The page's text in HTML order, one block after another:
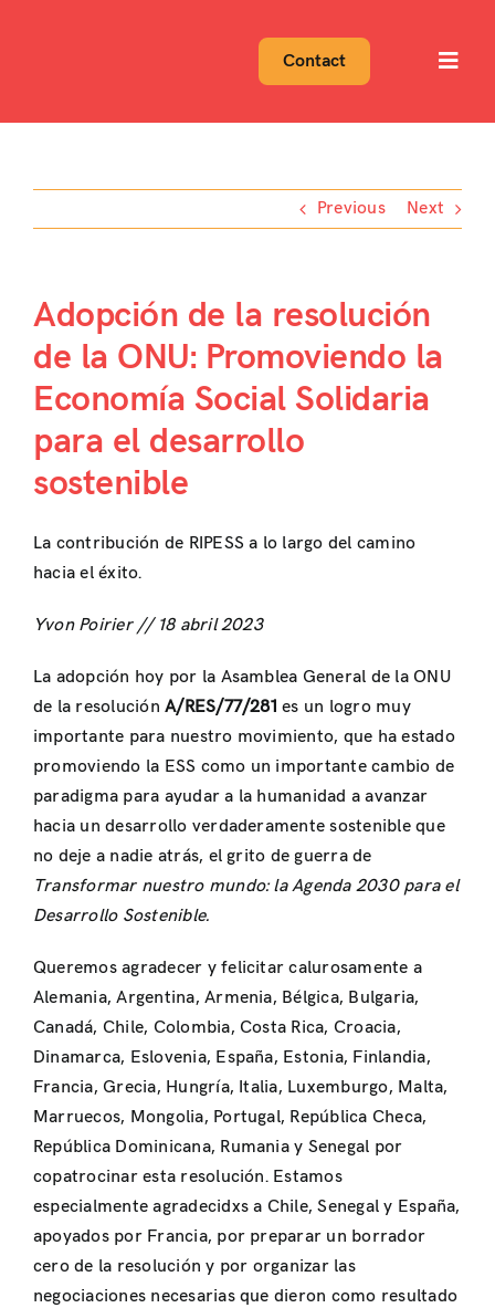
Contact
Previous Next
Adopción de la resolución
de la ONU: Promoviendo la
Economía Social Solidaria
para el desarrollo
sostenible
La contribución de RIPESS a lo largo del camino
hacia el éxito.
Yvon Poirier // 18 abril 2023
La adopción hoy por la Asamblea General de la ONU
de la resoluciónA/RES/77/281 es un logro muy
importante para nuestro movimiento, que ha estado
promoviendo la ESS como un importante cambio de
paradigma para ayudar a la humanidad a avanzar
hacia un desarrollo verdaderamente sostenible que
no deje a nadie atrás, el grito de guerra de
Transformar nuestro mundo: la Agenda 2030 para el
Desarrollo Sostenible.
Queremos agradecer y felicitar calurosamente a
Alemania, Argentina, Armenia, Bélgica, Bulgaria,
Canadá, Chile, Colombia, Costa Rica, Croacia,
Dinamarca, Eslovenia, España, Estonia, Finlandia,
Francia, Grecia, Hungría, Italia, Luxemburgo, Malta,
Marruecos, Mongolia, Portugal, República Checa,
República Dominicana, Rumania y Senegal por
copatrocinar esta resolución. Estamos
especialmente agradecidxs a Chile, Senegal y España,
apoyados por Francia, por preparar un borrador
cero de la resolución y por organizar las
negociaciones necesarias que dieron como resultado